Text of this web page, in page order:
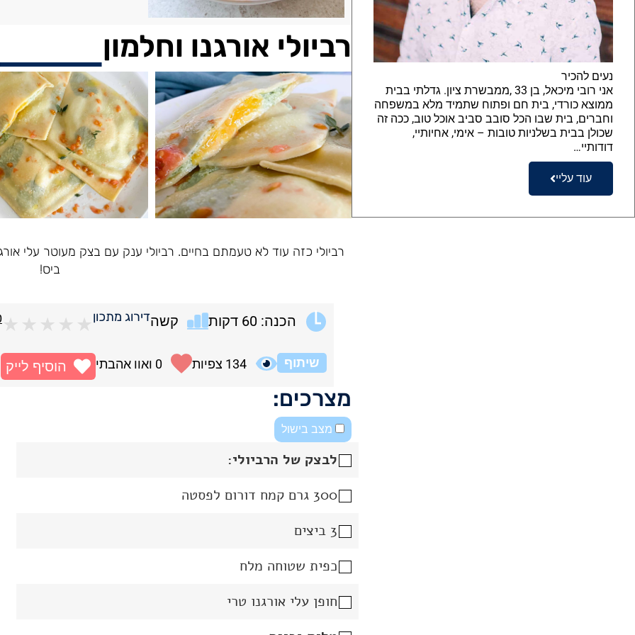
נעים להכיר
אני רובי מיכאל, בן 33 ,ממבשרת ציון. גדלתי בבית
ממוצא כורדי, בית חם ופתוח שתמיד מלא במשפחה
וחברים, בית שבו הכל סובב סביב אוכל טוב, ככה זה
שכולן בבית בשלניות טובות – אימי, אחיותיי,
דודותיי…
עוד עליי
רביולי אורגנו וחלמון
רביולי כזה עוד לא טעמתם בחיים. רביולי ענק עם בצק מעוטר עלי
ביס!
הכנה: 60 דקות קשהדירוג מתכון★
★
★
★
★
שיתוף 134 צפיות 0 ואוו אהבתי הוסיף לייק
מצרכים:
מצב בישול
לבצק של הרביולי:
300 גרם קמח דורום לפסטה
3 ביצים
כפית שטוחה מלח
חופן עלי אורגנו טרי